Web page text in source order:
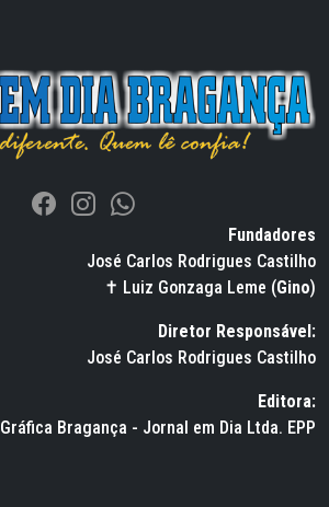
Fundadores
José Carlos Rodrigues Castilho
✝ Luiz Gonzaga Leme (Gino)
Diretor Responsável:
José Carlos Rodrigues Castilho
Editora:
Gráfica Bragança - Jornal em Dia Ltda. EPP